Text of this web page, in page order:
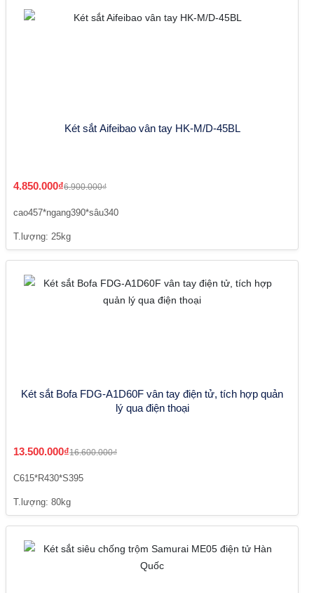
Két sắt Aifeibao vân tay HK-M/D-45BL
4.850.000₫6.900.000₫
cao457*ngang390*sâu340
T.lượng: 25kg
Két sắt Bofa FDG-A1D60F vân tay điện tử, tích hợp quản
lý qua điện thoại
13.500.000₫16.600.000₫
C615*R430*S395
T.lượng: 80kg